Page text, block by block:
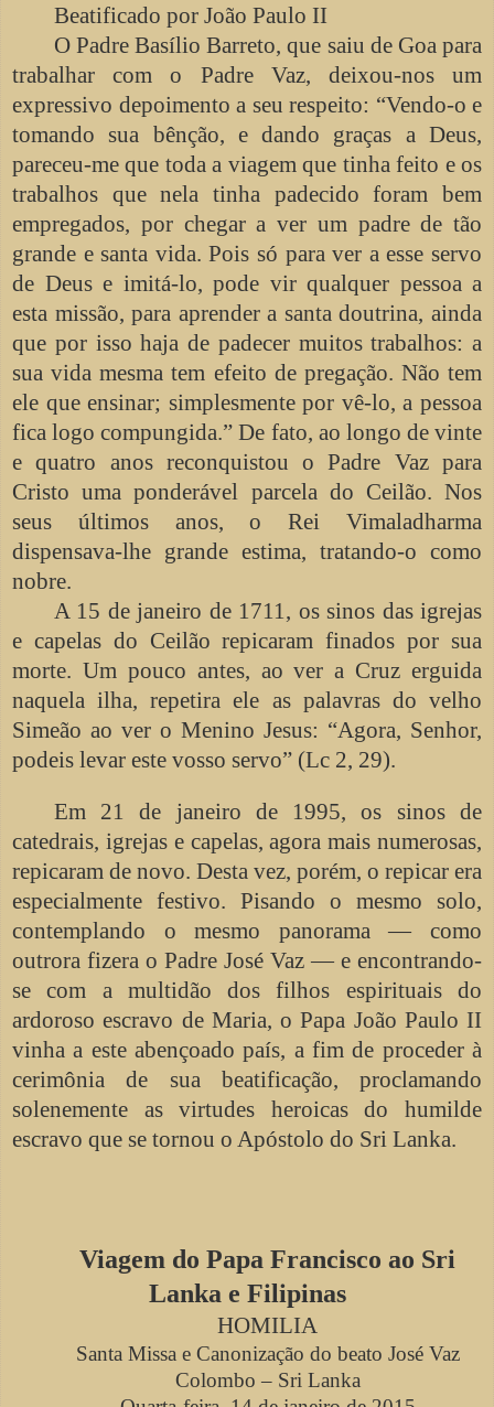
Beatificado por João Paulo II
O Padre Basílio Barreto, que saiu de Goa para
trabalhar com o Padre Vaz, deixou-nos um
expressivo depoimento a seu respeito: “Vendo-o e
tomando sua bênção, e dando graças a Deus,
pareceu-me que toda a viagem que tinha feito e os
trabalhos que nela tinha padecido foram bem
empregados, por chegar a ver um padre de tão
grande e santa vida. Pois só para ver a esse servo
de Deus e imitá-lo, pode vir qualquer pessoa a
esta missão, para aprender a santa doutrina, ainda
que por isso haja de padecer muitos trabalhos: a
sua vida mesma tem efeito de pregação. Não tem
ele que ensinar; simplesmente por vê-lo, a pessoa
fica logo compungida.” De fato, ao longo de vinte
e quatro anos reconquistou o Padre Vaz para
Cristo uma ponderável parcela do Ceilão. Nos
seus últimos anos, o Rei Vimaladharma
dispensava-lhe grande estima, tratando-o como
nobre.
A 15 de janeiro de 1711, os sinos das igrejas
e capelas do Ceilão repicaram finados por sua
morte. Um pouco antes, ao ver a Cruz erguida
naquela ilha, repetira ele as palavras do velho
Simeão ao ver o Menino Jesus: “Agora, Senhor,
podeis levar este vosso servo” (Lc 2, 29).
Em 21 de janeiro de 1995, os sinos de
catedrais, igrejas e capelas, agora mais numerosas,
repicaram de novo. Desta vez, porém, o repicar era
especialmente festivo. Pisando o mesmo solo,
contemplando o mesmo panorama — como
outrora fizera o Padre José Vaz — e encontrando-
se com a multidão dos filhos espirituais do
ardoroso escravo de Maria, o Papa João Paulo II
vinha a este abençoado país, a fim de proceder à
cerimônia de sua beatificação, proclamando
solenemente as virtudes heroicas do humilde
escravo que se tornou o Apóstolo do Sri Lanka.
Viagem do Papa Francisco ao Sri
Lanka e Filipinas
HOMILIA
Santa Missa e Canonização do beato José Vaz
Colombo – Sri Lanka